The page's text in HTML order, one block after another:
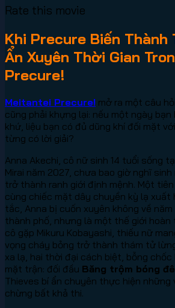
Rate this movie
Khi Precure Biến Thành
Ẩn Xuyên Thời Gian
Precure!
Meitantei Precure! mở ra một câu
cũng phải khựng lại: nếu một ngày
khứ, liệu bạn có đủ dũng khí đối mặt
từng có lời giải?
Anna Akechi, cô nữ sinh 14 tuổi sống
Mirai năm 2027, chưa bao giờ nghĩ
trở thành ranh giới định mệnh. Một
cùng chiếc mặt dây chuyền kỳ lạ xuất
tắc, Anna bị cuốn xuyên không về
thành phố, nhưng là một thế giới hoàn
cô gặp Mikuru Kobayashi, thiếu nữ
vọng cháy bỏng trở thành thám tử
xa lạ, hai thời đại cách biệt, bỗng
mặt trận: đối đầu Băng trộm bóng
Thieves bí ẩn chuyên thực hiện
chừng bất khả thi.